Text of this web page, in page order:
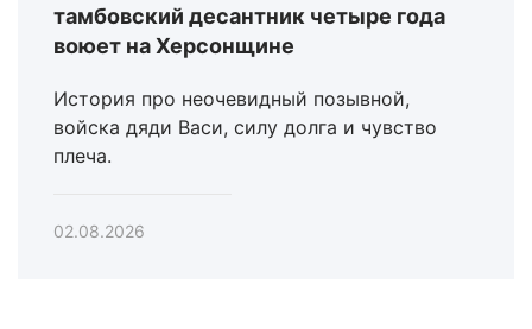
тамбовский десантник четыре года
воюет на Херсонщине
История про неочевидный позывной,
войска дяди Васи, силу долга и чувство
плеча.
02.08.2026